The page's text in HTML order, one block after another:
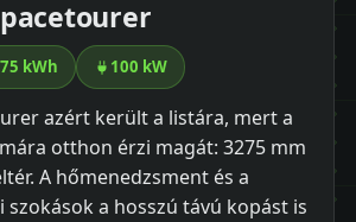
75 kWh 100 kW
azért került a listára, mert a
otthon érzi magát: 3275 mm
A hőmenedzsment és a
a hosszú távú kopást is